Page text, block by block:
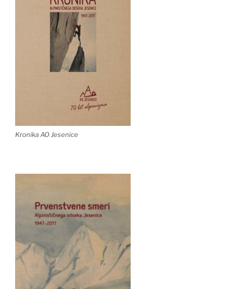
Kronika AO Jesenice